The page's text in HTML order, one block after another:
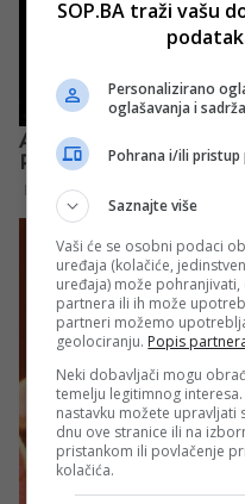
SOP.BA traži vašu
Personalizirano
oglašavanja i
Pohrana i/ili pristup
Saznajte više
Vaši će se osobni podaci
uređaja (kolačiće,
uređaja) može
partnera ili ih može
partneri možemo
geolociranju. Popis
Neki dobavljači mogu
temelju legitimnog
nastavku možete upravljati
dnu ove stranice ili na
pristankom ili povlačenje
kolačića.